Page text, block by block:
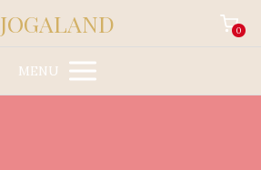
JOGALAND 0
MENU